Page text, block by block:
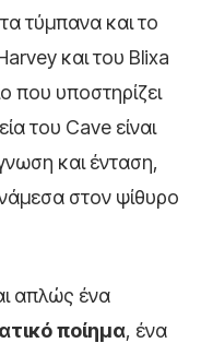
τύμπανα και το
και του Blixa
που υποστηρίζει
του Cave είναι
και ένταση,
στον ψίθυρο
απλώς ένα
ποίημα, ένα